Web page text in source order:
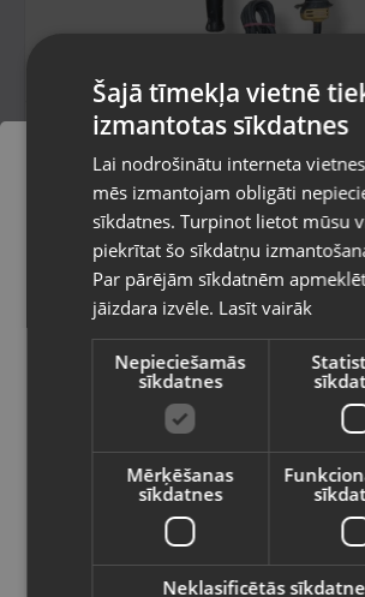
Dewalt DWD221
Krāslava, Tirgus iela 7
Stāvoklis Lietots (Garantija 6 mēneši)
75.00€
/mēn.
Milwaukee M18 FPD
Pasūtījumi tiks
izvēlēto valsti
Vietnes saturs būs attēlots
valodā
Valsts
Latviešu / Latvian
Šajā tīmekļa vietnē
izmantotas sīkdatnes
Lai nodrošinātu interneta
mēs izmantojam obligāti
sīkdatnes. Turpinot lietot mūsu
piekrītat šo sīkdatņu
Par pārējām sīkdatnēm
jāizdara izvēle. Lasīt vairāk
Nepieciešamās
sīkdatnes
Mērķēšanas
sīkdatnes
Neklasificētās